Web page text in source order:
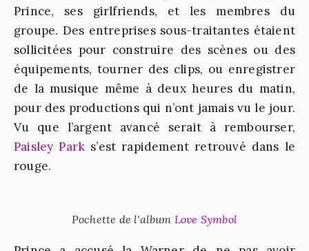
Prince, ses girlfriends, et les membres du
groupe. Des entreprises sous-traitantes étaient
sollicitées pour construire des scènes ou des
équipements, tourner des clips, ou enregistrer
de la musique même à deux heures du matin,
pour des productions qui n’ont jamais vu le jour.
Vu que l’argent avancé serait à rembourser,
Paisley Park s’est rapidement retrouvé dans le
rouge.
Pochette de l'album Love Symbol